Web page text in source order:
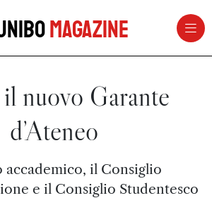
Magazine
nuovo Garante
d’Ateneo
accademico, il Consiglio
e il Consiglio Studentesco